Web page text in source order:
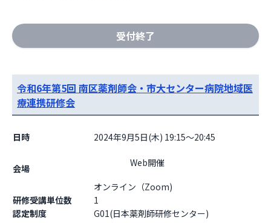
受付終了
令和6年第5回 南区薬剤師会・市大センター病院地域医
療連携研修会
日時 2024年9月5日(木) 19:15～20:45
会場
オンライン（Zoom)
研修受講単位数
1
認定制度
G01(日本薬剤師研修センター)